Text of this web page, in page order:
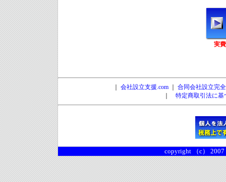
実
会社設立支援.com｜ 合同会社設立完
特定商取引法に基
copyright （c） 2007